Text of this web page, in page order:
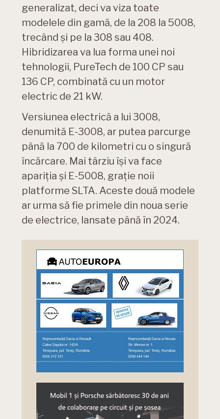
generalizat, deci va viza toate
modelele din gamă, de la 208 la 5008,
trecând și pe la 308 sau 408.
Hibridizarea va lua forma unei noi
tehnologii, PureTech de 100 CP sau
136 CP, combinată cu un motor
electric de 21 kW.
Versiunea electrică a lui 3008,
denumită E-3008, ar putea parcurge
până la 700 de kilometri cu o singură
încărcare. Mai târziu își va face
apariția și E-5008, grație noii
platforme SLTA. Aceste două modele
ar urma să fie primele din noua serie
de electrice, lansate până în 2024.